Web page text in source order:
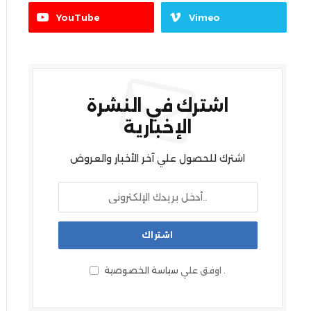
YouTube Vimeo
اشترك في النشرة
الإخبارية
اشترك للحصول علي آخر الأخبار والعروض
اوفق علي سياسة الخصوصية .